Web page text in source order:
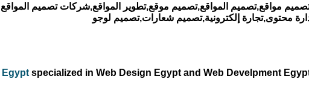
مواقع,تصميم المواقع,تصميم موقع,تطوير المواقع,شركات تصميم
محتوى,تجارة إلكترونية,تصميم شعارات,تصميم لوجو
Egypt specialized in Web Design Egypt and Web Develpment